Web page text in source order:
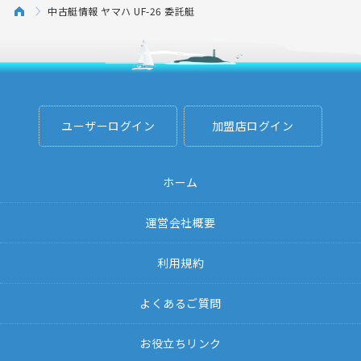
中古艇情報 ヤマハ UF-26 委託艇
ユーザーログイン 加盟店ログイン
ホーム
運営会社概要
利用規約
よくあるご質問
お役立ちリンク